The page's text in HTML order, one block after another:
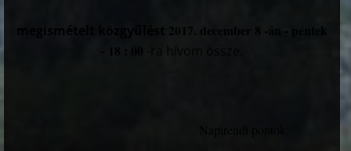
megismételt közgyűlést